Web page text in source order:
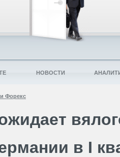
Форекс
в I
НОВОСТИ